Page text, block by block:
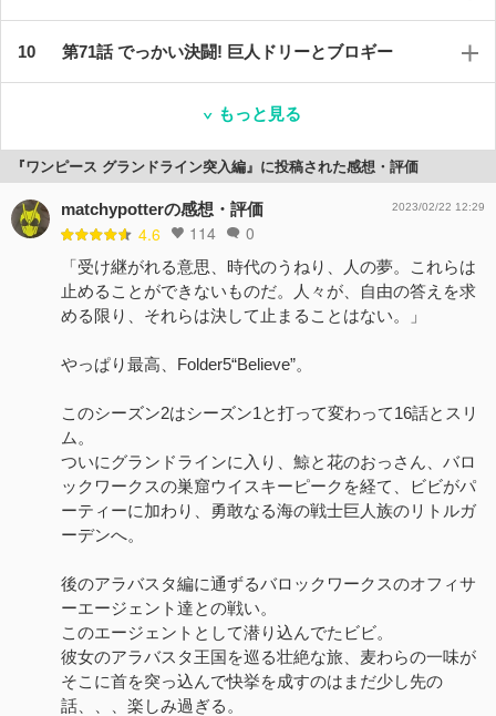
第71話 でっかい決闘! 巨人ドリーとブロギー
もっと見る
『ワンピース グランドライン突入編』に投稿された感想・評価
matchypotterの感想・評価
4.6 114 0
2023/02/22 12:29
「受け継がれる意思、時代のうねり、人の夢。これらは
止めることができないものだ。人々が、自由の答えを求
める限り、それらは決して止まることはない。」
やっぱり最高、Folder5“Believe”。
このシーズン2はシーズン1と打って変わって16話とスリ
ム。
ついにグランドラインに入り、鯨と花のおっさん、バロ
ックワークスの巣窟ウイスキーピークを経て、ビビがパ
ーティーに加わり、勇敢なる海の戦士巨人族のリトルガ
ーデンへ。
後のアラバスタ編に通ずるバロックワークスのオフィサ
ーエージェント達との戦い。
このエージェントとして潜り込んでたビビ。
彼女のアラバスタ王国を巡る壮絶な旅、麦わらの一味が
そこに首を突っ込んで快挙を成すのはまだ少し先の
話、、、楽しみ過ぎる。